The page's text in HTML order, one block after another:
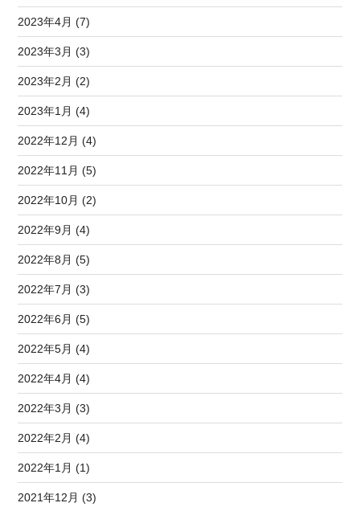
2023年4月 (7)
2023年3月 (3)
2023年2月 (2)
2023年1月 (4)
2022年12月 (4)
2022年11月 (5)
2022年10月 (2)
2022年9月 (4)
2022年8月 (5)
2022年7月 (3)
2022年6月 (5)
2022年5月 (4)
2022年4月 (4)
2022年3月 (3)
2022年2月 (4)
2022年1月 (1)
2021年12月 (3)